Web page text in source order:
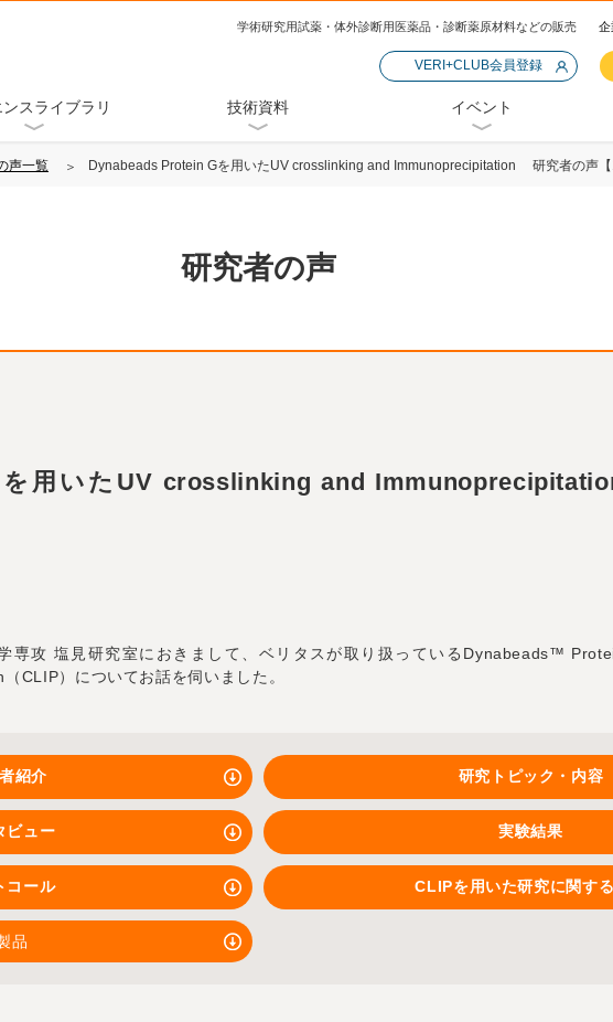
学術研究用試薬・体外診断用医薬品・診断薬原材料などの販売 企
VERI+CLUB会員登録
スライブラリ 技術資料 イベント
声一覧 Dynabeads Protein Gを用いたUV crosslinking and Immunoprecipitation 研究者の声【
研究者の声
を用いたUV crosslinking and
専攻 塩見研究室におきまして、ベリタスが取り扱っているDynabeads™
）についてお話を伺いました。
紹介 研究トピック・内容
ビュー 実験結果
コール CLIPを用いた研究に関す
品